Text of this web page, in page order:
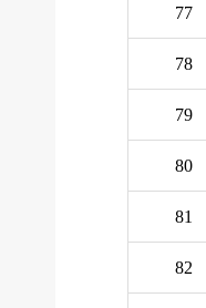
77
78
79
80
81
82